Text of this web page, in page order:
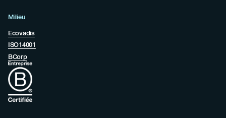
Milieu
Ecovadis
ISO14001
BCorp